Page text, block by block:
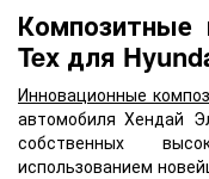
Композитные
Tex для
Инновационные
автомобиля Хендай
собственных
использованием